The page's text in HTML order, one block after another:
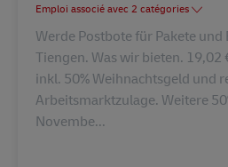
Emploi associé avec 2 catégories
Werde Postbote für Pakete
Tiengen. Was wir bieten.
inkl. 50% Weihnachtsgeld und
Arbeitsmarktzulage. Weitere
Novembe...